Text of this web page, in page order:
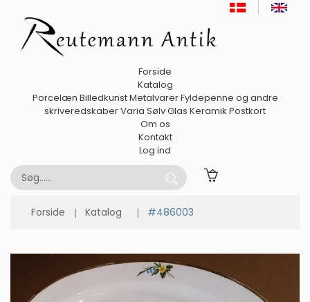
Forside
Katalog
Porcelæn BilledkunstMetalvarerFyldepenne og andre
skriveredskaberVaria SølvGlas Keramik Postkort
Om os
Kontakt
Log ind
Forside Katalog #486003